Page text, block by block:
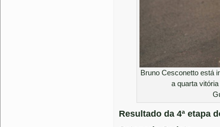
Bruno Cesconetto está
a quarta
Resultado da 4ª etapa